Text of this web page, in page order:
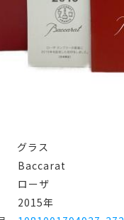
グラス
Baccarat
ローザ
2015年